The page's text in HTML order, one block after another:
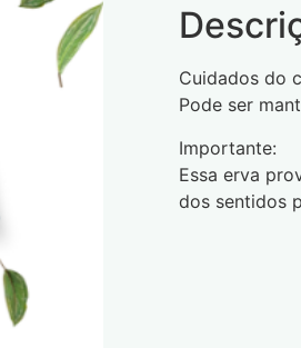
Cuidados do
Pode ser
Importante:
Essa erva
dos sentidos